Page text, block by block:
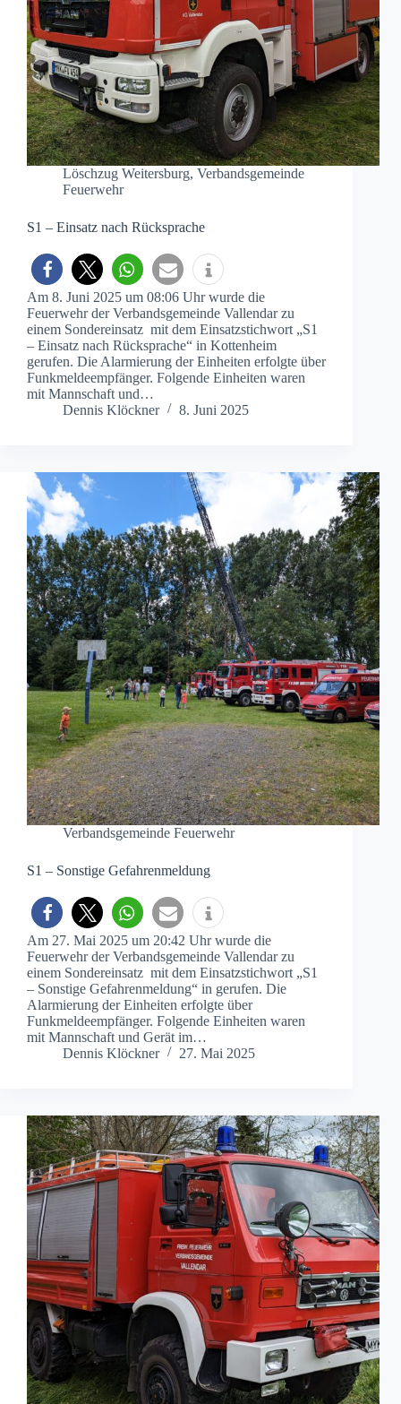
Löschzug Weitersburg, Verbandsgemeinde
Feuerwehr
S1 – Einsatz nach Rücksprache
Am 8. Juni 2025 um 08:06 Uhr wurde die
Feuerwehr der Verbandsgemeinde Vallendar zu
einem Sondereinsatz mit dem Einsatzstichwort „S1
– Einsatz nach Rücksprache“ in Kottenheim
gerufen. Die Alarmierung der Einheiten erfolgte über
Funkmeldeempfänger. Folgende Einheiten waren
mit Mannschaft und…
Dennis Klöckner
8. Juni 2025
Verbandsgemeinde Feuerwehr
S1 – Sonstige Gefahrenmeldung
Am 27. Mai 2025 um 20:42 Uhr wurde die
Feuerwehr der Verbandsgemeinde Vallendar zu
einem Sondereinsatz mit dem Einsatzstichwort „S1
– Sonstige Gefahrenmeldung“ in gerufen. Die
Alarmierung der Einheiten erfolgte über
Funkmeldeempfänger. Folgende Einheiten waren
mit Mannschaft und Gerät im…
Dennis Klöckner
27. Mai 2025